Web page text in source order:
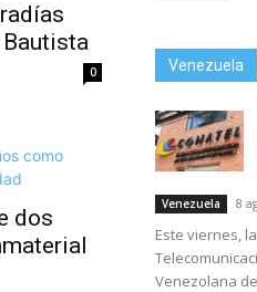
0
dos
Venezuela
Venezuela 8
Este viernes,
Venezolana